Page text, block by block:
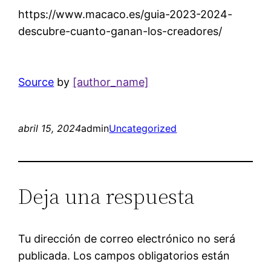
https://www.macaco.es/guia-2023-2024-
descubre-cuanto-ganan-los-creadores/
Source by [author_name]
abril 15, 2024adminUncategorized
Deja una respuesta
Tu dirección de correo electrónico no será
publicada. Los campos obligatorios están